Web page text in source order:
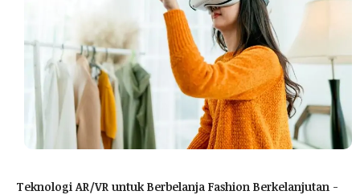
Teknologi AR/VR untuk Berbelanja Fashion Berkelanjutan -